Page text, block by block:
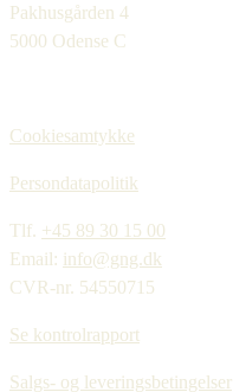
Pakhusgården 4
5000 Odense C
Cookiesamtykke
Persondatapolitik
Tlf. +45 89 30 15 00
Email: info@gng.dk
CVR-nr. 54550715
Se kontrolrapport
Salgs- og leveringsbetingelser